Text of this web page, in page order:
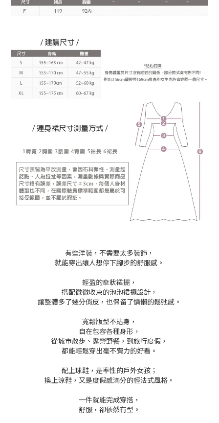
有些洋裝，不需要太多裝飾，
就能穿出讓人想停下腳步的舒服感。
輕盈的傘狀裙擺，
搭配微微收束的泡泡裙襬設計，
讓整體多了幾分俏皮，也保留了慵懶的鬆弛感。
寬鬆版型不貼身，
自在包容各種身形，
從城市散步、露營野餐，到旅行度假，
都能輕鬆穿出毫不費力的好看。
配上球鞋，是率性的戶外女孩；
換上涼鞋，又是度假感滿分的輕法式風格。
一件就能完成穿搭，
舒服，卻依然有型。